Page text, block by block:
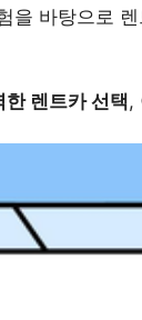
을 바탕으로
한 렌트카 선택,